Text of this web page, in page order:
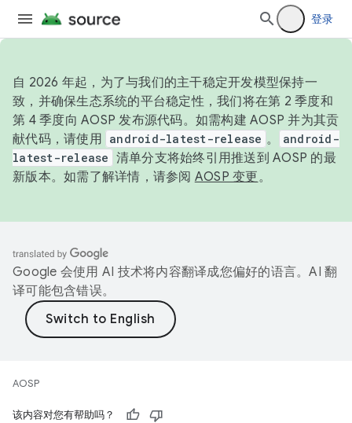
登录
自 2026 年起，为了与我们的主干稳定开发模型保持一
致，并确保生态系统的平台稳定性，我们将在第 2 季度和
第 4 季度向 AOSP 发布源代码。如需构建 AOSP 并为其贡
献代码，请使用 android-latest-release 。
android-
latest-release 清单分支将始终引用推送到 AOSP 的最
新版本。如需了解详情，请参阅 AOSP 变更。
Google 会使用 AI 技术将内容翻译成您偏好的语言。AI 翻
译可能包含错误。
AOSP
该内容对您有帮助吗？